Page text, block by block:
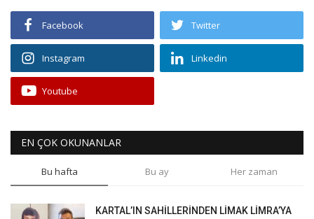
Facebook Twitter
Instagram Linkedin
Youtube
EN ÇOK OKUNANLAR
Bu hafta Bu ay Her zaman
KARTAL’IN SAHİLLERİNDEN LİMAK LİMRA’YA